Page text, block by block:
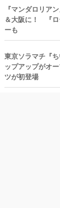
『マンダロリア
＆大阪に！ 『ロ
ーも
東京ソラマチ『
ップアップがオ
ツが初登場